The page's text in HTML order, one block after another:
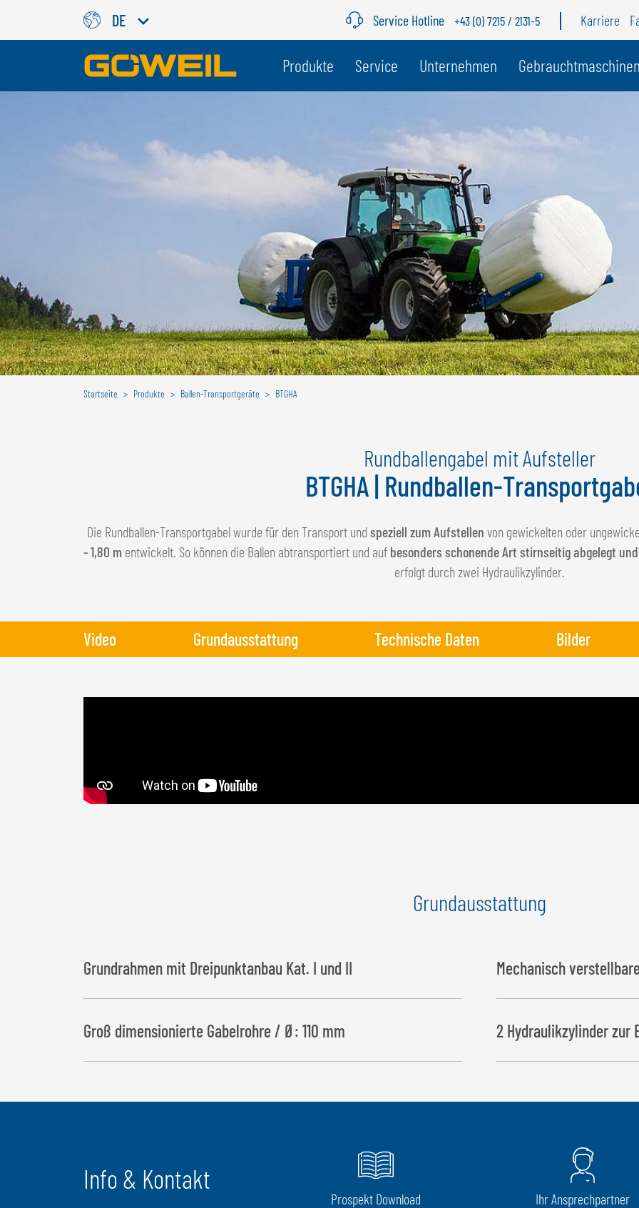
DE
Wählen Sie Ihre Sprache / Ihr Land
GÖWEIL
POLSKI
GÖWEIL BNL
NEDERLANDS
FRANÇAIS
DEUTSCH
Service Hotline +43 (0) 7215 / 2131-5 Karriere
Produkte Service Unternehmen Gebrauchtmaschinen
Startseite Produkte Ballen-Transportgeräte BTGHA
Rundballengabel mit Aufsteller
BTGHA | Rundballen-
Die Rundballen-Transportgabel wurde für den Transport und speziell zum Aufstellen von gewickelten oder
- 1,80 m entwickelt. So können die Ballen abtransportiert und auf besonders schonende Art stirnseitig abgelegt
erfolgt durch zwei Hydraulikzylinder.
Video Grundausstattung Technische Daten Bilder
Grundausstattung
Grundrahmen mit Dreipunktanbau Kat. I und II
Groß dimensionierte Gabelrohre / Ø: 110 mm
Mechanisch
2 Hydraulikzylinder zur
Info & Kontakt
Prospekt Download Ihr Ansprechpartner